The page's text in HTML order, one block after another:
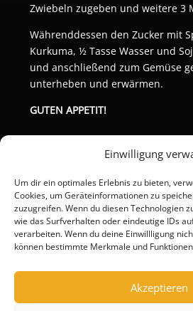
Einwilligung
Um dir ein optimales Erlebnis zu bieten,
Cookies, um Geräteinformationen zu
zuzugreifen. Wenn du diesen Technologien
wie das Surfverhalten oder eindeutige IDs
verarbeiten. Wenn du deine Einwillligung
können bestimmte Merkmale und
Akzeptieren
Zwiebeln zugeben und weitere 3
Währenddessen den Zucker mit
Kurkuma, ½ Tasse Wasser und
und anschließend zum Gemüse
unterheben und erwärmen.
GUTEN APPETIT!